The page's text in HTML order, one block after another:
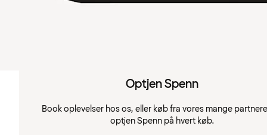
Optjen Spenn
Book oplevelser hos os, eller køb fra vores mange
optjen Spenn på hvert køb.